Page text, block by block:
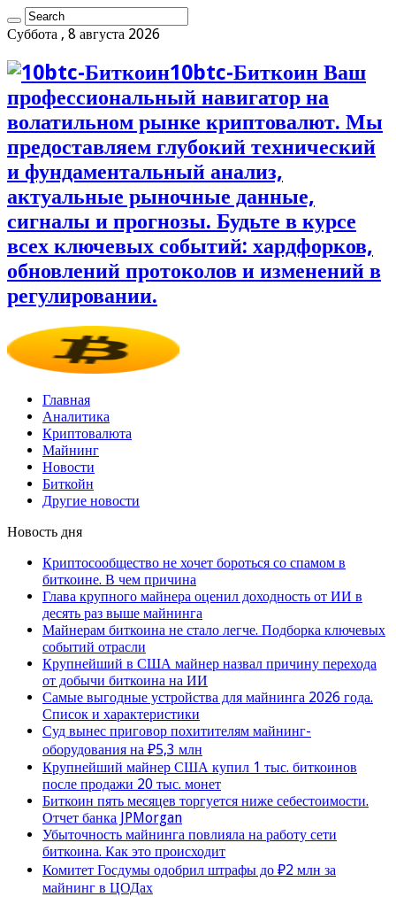
Суббота , 8 августа 2026
10btc-Биткоин Ваш
профессиональный навигатор на
волатильном рынке криптовалют. Мы
предоставляем глубокий технический
и фундаментальный анализ,
актуальные рыночные данные,
сигналы и прогнозы. Будьте в курсе
всех ключевых событий: хардфорков,
обновлений протоколов и изменений в
регулировании.
Главная
Аналитика
Криптовалюта
Майнинг
Новости
Биткойн
Другие новости
Новость дня
Криптосообщество не хочет бороться со спамом в
биткоине. В чем причина
Глава крупного майнера оценил доходность от ИИ в
десять раз выше майнинга
Майнерам биткоина не стало легче. Подборка ключевых
событий отрасли
Крупнейший в США майнер назвал причину перехода
от добычи биткоина на ИИ
Самые выгодные устройства для майнинга 2026 года.
Список и характеристики
Суд вынес приговор похитителям майнинг-
оборудования на ₽5,3 млн
Крупнейший майнер США купил 1 тыс. биткоинов
после продажи 20 тыс. монет
Биткоин пять месяцев торгуется ниже себестоимости.
Отчет банка JPMorgan
Убыточность майнинга повлияла на работу сети
биткоина. Как это происходит
Комитет Госдумы одобрил штрафы до ₽2 млн за
майнинг в ЦОДах